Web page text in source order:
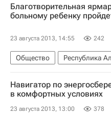
Дальневосточный ФО
Благотворительная
больному ребенку
23 августа 2013, 14:55 242
Общество
Республика
Алтайский край
Жизнь
Горно-Алтайск
Весь мир
Сибирский ФО
Русфонд
Навигатор по
в комфортных условиях
23 августа 2013, 13:00 378